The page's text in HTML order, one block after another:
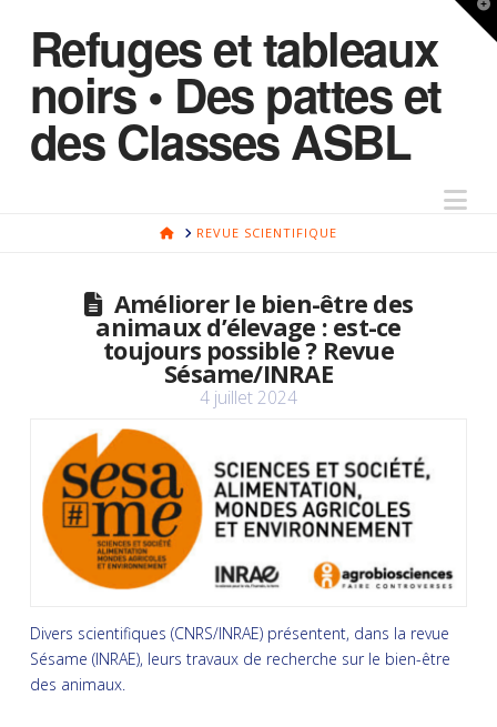
Refuges et tableaux
noirs • Des pattes et
des Classes ASBL
HOMEREVUE SCIENTIFIQUE
Améliorer le bien-être des
animaux d’élevage : est-ce
toujours possible ? Revue
Sésame/INRAE
4 juillet 2024
Divers scientifiques (CNRS/INRAE) présentent, dans la revue
Sésame (INRAE), leurs travaux de recherche sur le bien-être
des animaux.